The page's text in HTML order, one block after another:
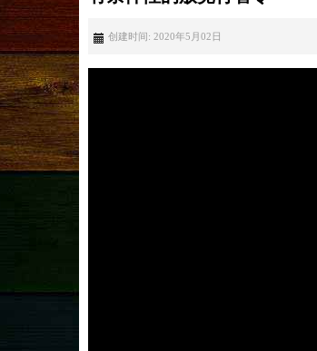
创建时间: 2020年5月02日